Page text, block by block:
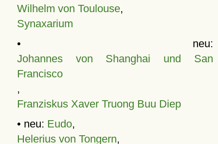
Wilhelm von Toulouse,
Synaxarium
• neu:
Johannes von Shanghai und San
Francisco
,
Franziskus Xaver Truong Buu Diep
• neu: Eudo,
Helerius von Tongern,